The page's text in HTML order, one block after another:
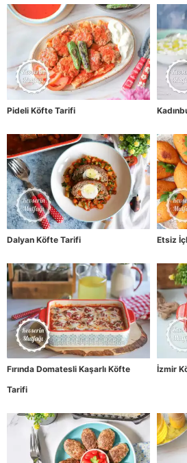
Pideli Köfte Tarifi
Dalyan Köfte Tarifi Etsiz
Fırında Domatesli Kaşarlı Köfte
Tarifi
İzmir